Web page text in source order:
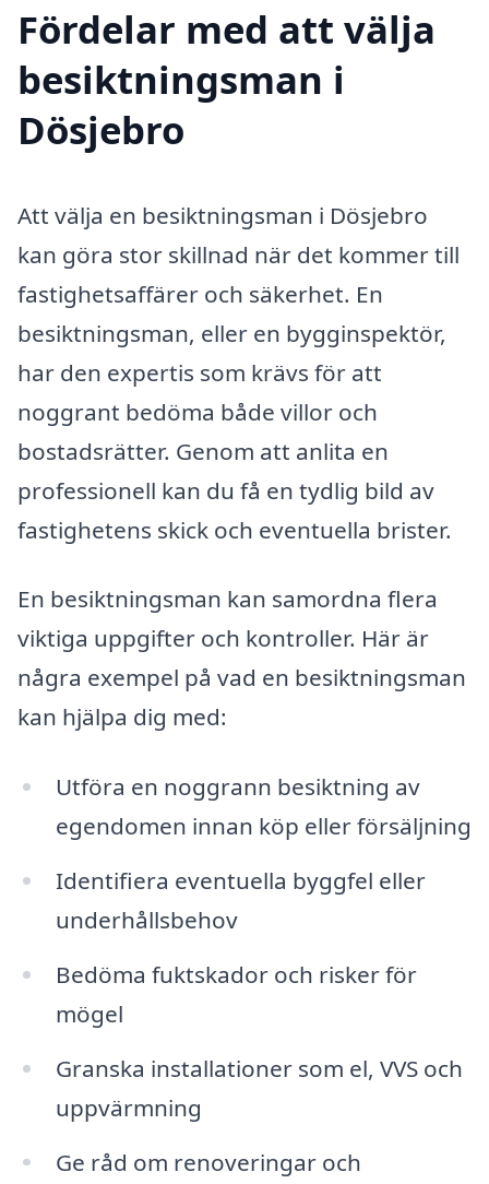
Fördelar med att välja
besiktningsman i
Dösjebro
Att välja en besiktningsman i Dösjebro
kan göra stor skillnad när det kommer till
fastighetsaffärer och säkerhet. En
besiktningsman, eller en bygginspektör,
har den expertis som krävs för att
noggrant bedöma både villor och
bostadsrätter. Genom att anlita en
professionell kan du få en tydlig bild av
fastighetens skick och eventuella brister.
En besiktningsman kan samordna flera
viktiga uppgifter och kontroller. Här är
några exempel på vad en besiktningsman
kan hjälpa dig med:
Utföra en noggrann besiktning av
egendomen innan köp eller försäljning
Identifiera eventuella byggfel eller
underhållsbehov
Bedöma fuktskador och risker för
mögel
Granska installationer som el, VVS och
uppvärmning
Ge råd om renoveringar och